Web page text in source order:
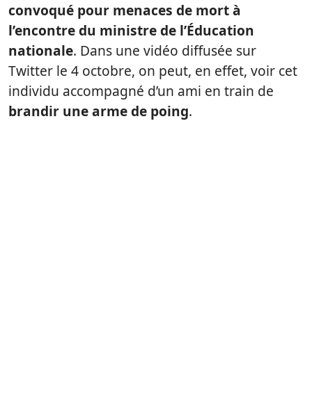
convoqué pour menaces de mort à
l’encontre du ministre de l’Éducation
nationale. Dans une vidéo diffusée sur
Twitter le 4 octobre, on peut, en effet, voir cet
individu accompagné d’un ami en train de
brandir une arme de poing.